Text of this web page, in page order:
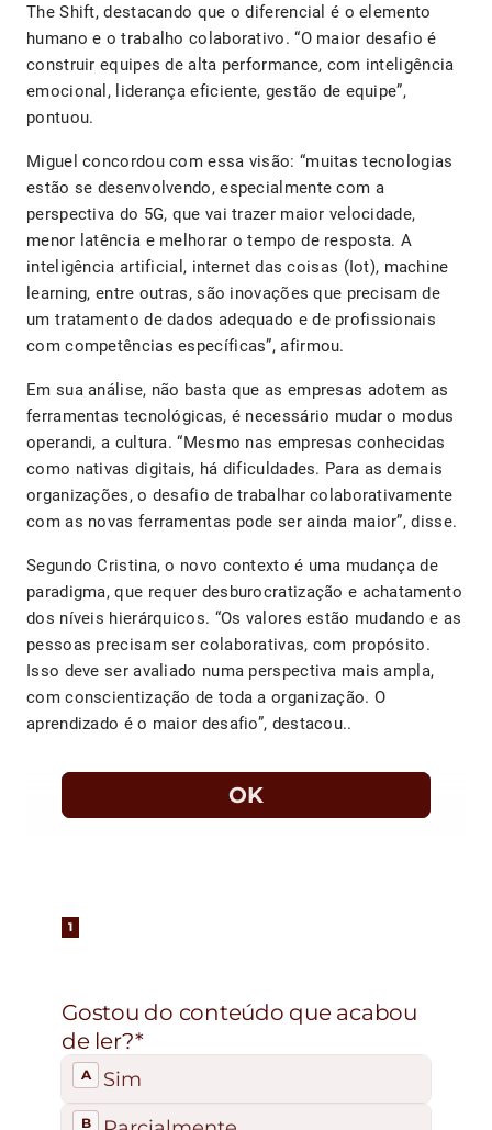
The Shift, destacando que o diferencial é o elemento
humano e o trabalho colaborativo. “O maior desafio é
construir equipes de alta performance, com inteligência
emocional, liderança eficiente, gestão de equipe”,
pontuou.
Miguel concordou com essa visão: “muitas tecnologias
estão se desenvolvendo, especialmente com a
perspectiva do 5G, que vai trazer maior velocidade,
menor latência e melhorar o tempo de resposta. A
inteligência artificial, internet das coisas (Iot), machine
learning, entre outras, são inovações que precisam de
um tratamento de dados adequado e de profissionais
com competências específicas”, afirmou.
Em sua análise, não basta que as empresas adotem as
ferramentas tecnológicas, é necessário mudar o modus
operandi, a cultura. “Mesmo nas empresas conhecidas
como nativas digitais, há dificuldades. Para as demais
organizações, o desafio de trabalhar colaborativamente
com as novas ferramentas pode ser ainda maior”, disse.
Segundo Cristina, o novo contexto é uma mudança de
paradigma, que requer desburocratização e achatamento
dos níveis hierárquicos. “Os valores estão mudando e as
pessoas precisam ser colaborativas, com propósito.
Isso deve ser avaliado numa perspectiva mais ampla,
com conscientização de toda a organização. O
aprendizado é o maior desafio”, destacou..